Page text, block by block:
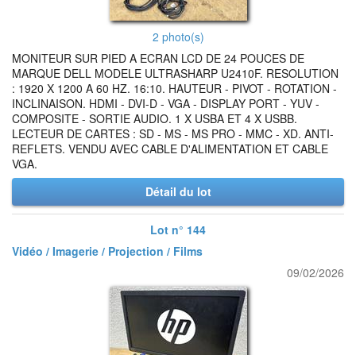
2 photo(s)
MONITEUR SUR PIED A ECRAN LCD DE 24 POUCES DE
MARQUE DELL MODELE ULTRASHARP U2410F. RESOLUTION
: 1920 X 1200 A 60 HZ. 16:10. HAUTEUR - PIVOT - ROTATION -
INCLINAISON. HDMI - DVI-D - VGA - DISPLAY PORT - YUV -
COMPOSITE - SORTIE AUDIO. 1 X USBA ET 4 X USBB.
LECTEUR DE CARTES : SD - MS - MS PRO - MMC - XD. ANTI-
REFLETS. VENDU AVEC CABLE D'ALIMENTATION ET CABLE
VGA.
Détail du lot
Lot n° 144
Vidéo / Imagerie / Projection / Films
09/02/2026